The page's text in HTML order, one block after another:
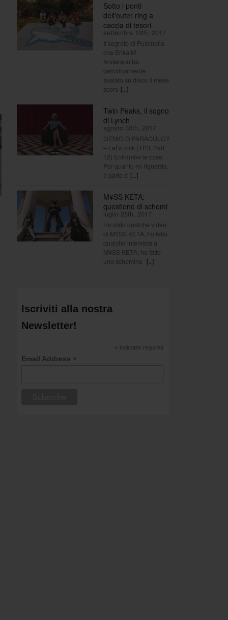
Sotto i ponti
dell'outer ring a
caccia di tesori
settembre 10th, 2017
Il segreto di Pulcinella
che Erika M.
Anderson ha
definitivamente
svelato su disco il mese
scors [...]
Twin Peaks, il sogno
di Lynch
agosto 30th, 2017
GENIO O PARACULO?
– Let’s rock (TP3, Part
12) Entrambe le cose.
Per quanto mi riguarda,
e parlo d [...]
M¥SS KETA:
questione di schemi
luglio 25th, 2017
Ho visto qualche video
di M¥SS KETA, ho letto
qualche intervista a
M¥SS KETA, ho fatto
uno schemino [...]
Iscriviti alla nostra
Newsletter!
* indicates required
Email Address *